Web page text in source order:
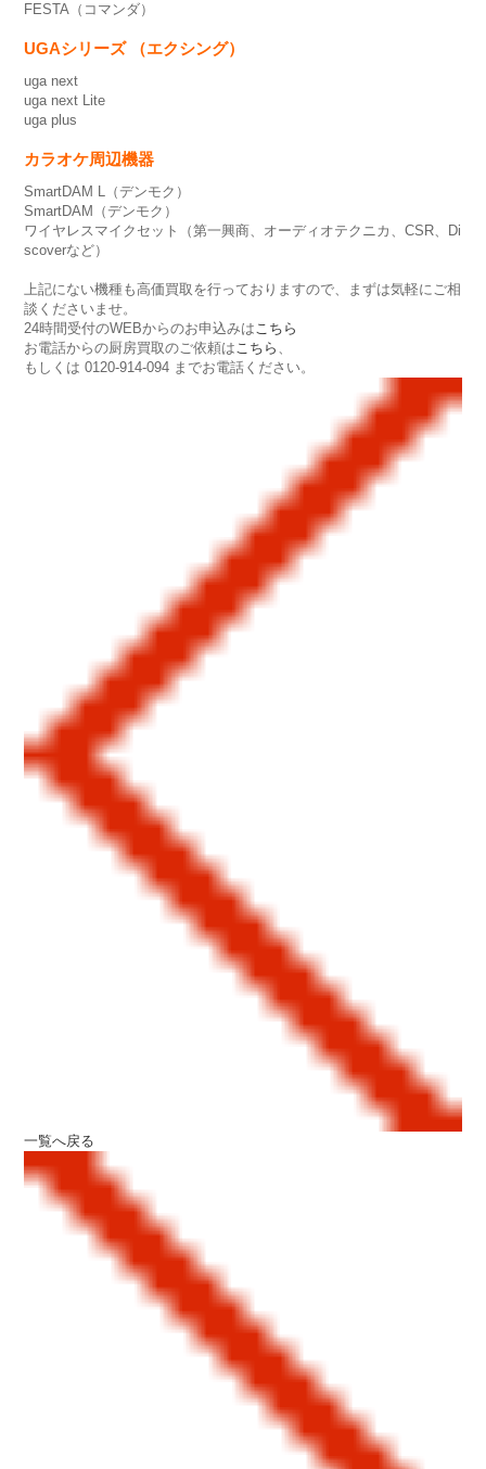
FESTA（コマンダ）
UGAシリーズ （エクシング）
uga next
uga next Lite
uga plus
カラオケ周辺機器
SmartDAM L（デンモク）
SmartDAM（デンモク）
ワイヤレスマイクセット（第一興商、オーディオテクニカ、CSR、Di
scoverなど）
上記にない機種も高価買取を行っておりますので、まずは気軽にご相
談くださいませ。
24時間受付のWEBからのお申込みはこちら
お電話からの厨房買取のご依頼はこちら 、
もしくは 0120-914-094 までお電話ください。
一覧へ戻る